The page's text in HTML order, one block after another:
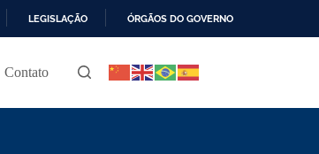
LEGISLAÇÃO ÓRGÃOS DO GOVERNO
Contato